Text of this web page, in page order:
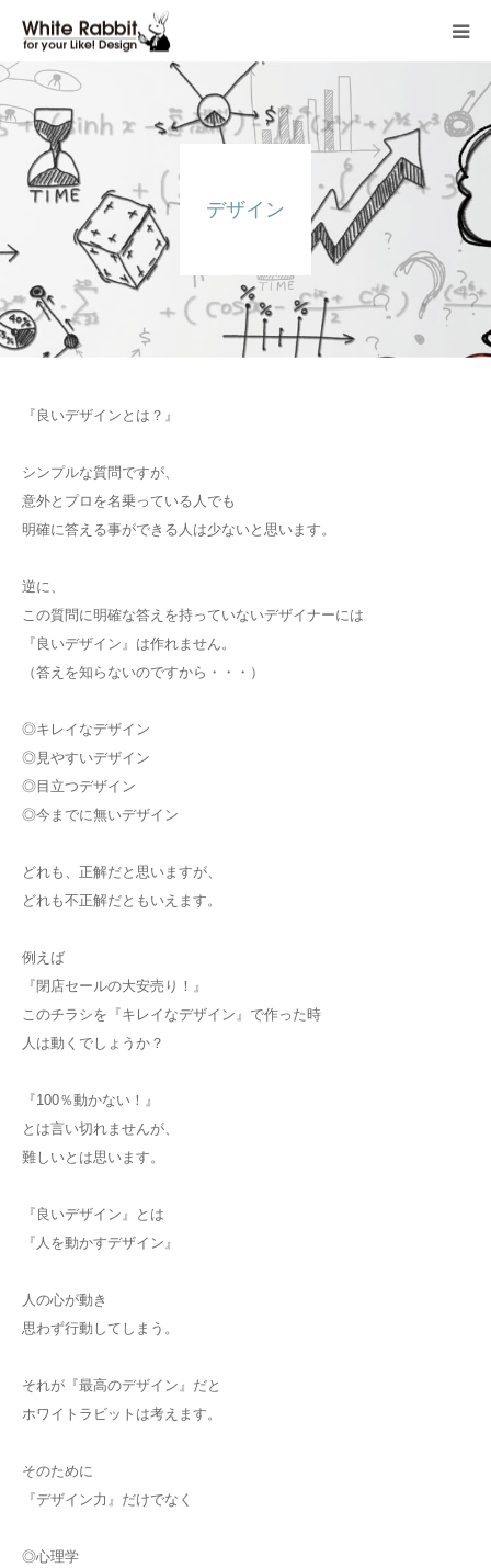
デザイン
『良いデザインとは？』
シンプルな質問ですが、
意外とプロを名乗っている人でも
明確に答える事ができる人は少ないと思います。
逆に、
この質問に明確な答えを持っていないデザイナーには
『良いデザイン』は作れません。
（答えを知らないのですから・・・）
◎キレイなデザイン
◎見やすいデザイン
◎目立つデザイン
◎今までに無いデザイン
どれも、正解だと思いますが、
どれも不正解だともいえます。
例えば
『閉店セールの大安売り！』
このチラシを『キレイなデザイン』で作った時
人は動くでしょうか？
『100％動かない！』
とは言い切れませんが、
難しいとは思います。
『良いデザイン』とは
『人を動かすデザイン』
人の心が動き
思わず行動してしまう。
それが『最高のデザイン』だと
ホワイトラビットは考えます。
そのために
『デザイン力』だけでなく
◎心理学
HOME
WORK
CONTACT
BLOG
COMPANY
ITEM SHOP